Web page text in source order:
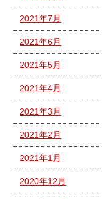
2021年7月
2021年6月
2021年5月
2021年4月
2021年3月
2021年2月
2021年1月
2020年12月